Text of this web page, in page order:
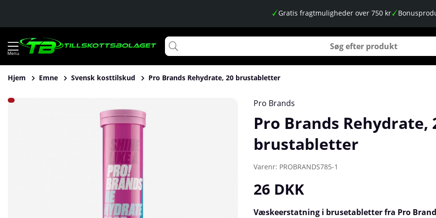
Gratis fragtmuligheder over 750 kr
Hjem Emne Svensk kosttilskud Pro Brands Rehydrate, 20 brustabletter
Produktbilleder Pro Brands Rehydrate, 20 brustabletter Pro Brands
Pro Brands Rehydrate,
brustabletter
Varenr: PROBRANDS785-1
26 DKK
Væskeerstatning i brusetabletter fra Pro